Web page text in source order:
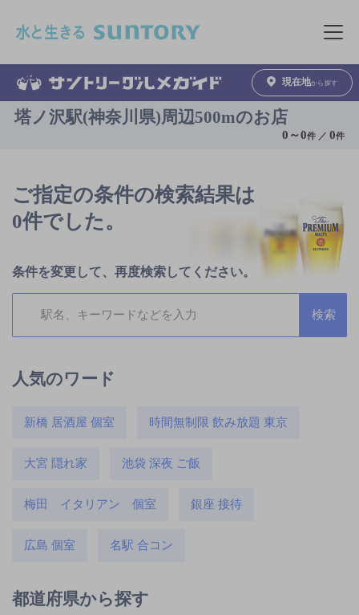
メニュ
現在地から探す
塔ノ沢駅(神奈川県)周辺500mのお店
0 ～0件 ／0件
ご指定の条件の検索結果は
0件でした。
条件を変更して、再度検索してください。
人気のワード
新橋 居酒屋 個室 時間無制限 飲み放題 東京
大宮 隠れ家 池袋 深夜 ご飯
梅田 イタリアン 個室 銀座 接待
広島 個室 名駅 合コン
都道府県から探す